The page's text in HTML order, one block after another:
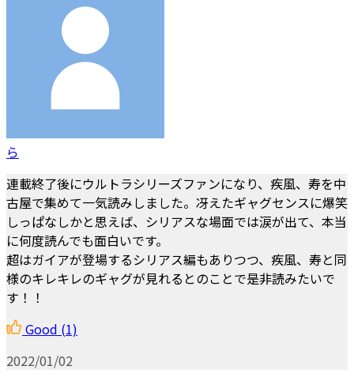
ら
連載終了後にウルトラシリーズファンになり、疾風、寿を中
古屋で集めて一気読みしました。冴えたギャグセンスに爆笑
しっぱなしかと思えば、シリアスな場面では涙が出て、本当
に何度読んでも面白いです。
超はガイアが登場するシリアス編もありつつ、疾風、寿と同
様のキレキレのギャグが見れるとのことで是非読みたいで
す！！
Good (1)
2022/01/02